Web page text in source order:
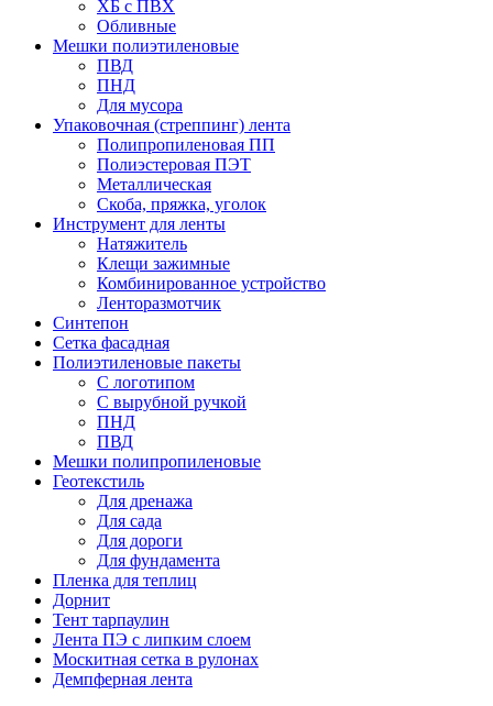
ХБ с ПВХ
Обливные
Мешки полиэтиленовые
ПВД
ПНД
Для мусора
Упаковочная (стреппинг) лента
Полипропиленовая ПП
Полиэстеровая ПЭТ
Металлическая
Скоба, пряжка, уголок
Инструмент для ленты
Натяжитель
Клещи зажимные
Комбинированное устройство
Ленторазмотчик
Синтепон
Сетка фасадная
Полиэтиленовые пакеты
С логотипом
С вырубной ручкой
ПНД
ПВД
Мешки полипропиленовые
Геотекстиль
Для дренажа
Для сада
Для дороги
Для фундамента
Пленка для теплиц
Дорнит
Тент тарпаулин
Лента ПЭ с липким слоем
Москитная сетка в рулонах
Демпферная лента